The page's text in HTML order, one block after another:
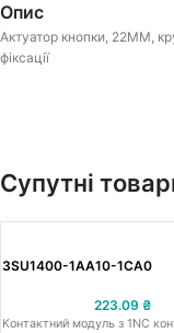
Опис
Актуатор кнопки, 22MM,
фіксації
Супутні
3SU1400-1AA10-1CA0
223.09 ₴
Контактний модуль з 1NC